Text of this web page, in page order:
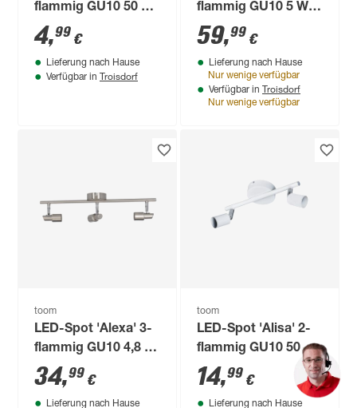
flammig GU10 50 W
Ø 6,4 x 10,5 x 7 cm
4,99 €
Lieferung nach Hause
Verfügbar in Troisdorf
flammig GU10 5 W
10 x 14 x 71,5 cm
59,99 €
Lieferung nach Hause
Nur wenige verfügbar
Verfügbar in Troisdorf
Nur wenige verfügbar
toom
LED-Spot 'Alexa' 3-
flammig GU10 4,8 W
350 lm warmweiß Ø
5 x 47,5 x 12 cm
34,99 €
Lieferung nach Hause
toom
LED-Spot 'Alisa' 2-
flammig GU10 50 W
25,5 x 10 cm
14,99 €
Lieferung nach Hause